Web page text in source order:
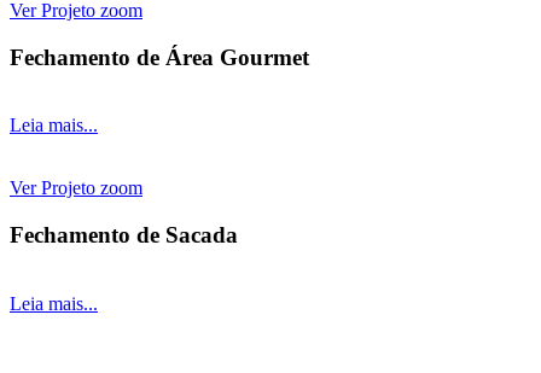
Ver Projeto zoom
Fechamento de Área Gourmet
Leia mais...
Ver Projeto zoom
Fechamento de Sacada
Leia mais...